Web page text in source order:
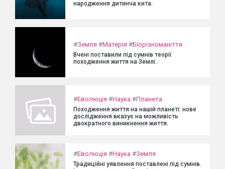
народження дитинча кита.
#Земля #Матерія #Біорізноманіття
Вчені поставили під сумнів теорії
походження життя на Землі.
#Еволюція #Наука #Планета
Походження життя на нашій планеті: нове
дослідження вказує на можливість
двократного виникнення життя.
#Еволюція #Наука #Земля
Традиційні уявлення поставлені під сумнів.